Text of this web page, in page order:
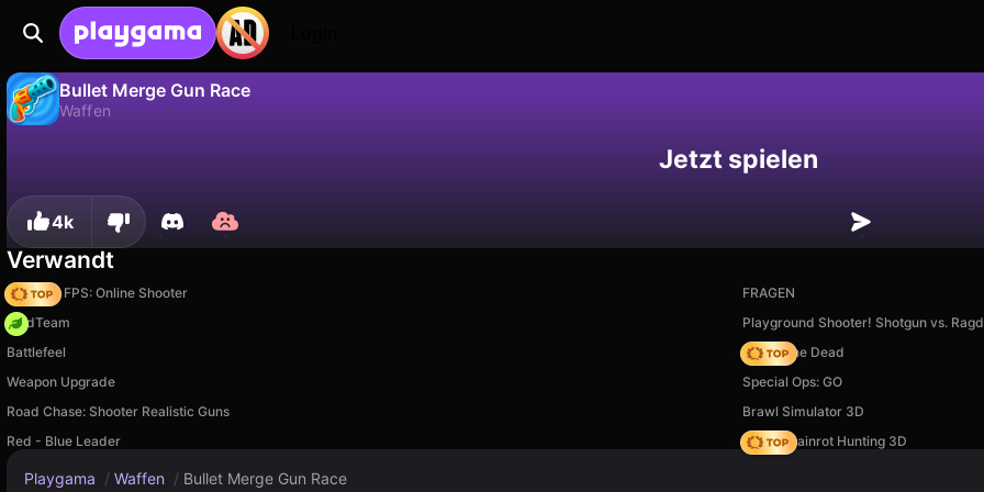
Bullet Merge Gun Race
Waffen
Jetzt spielen
4k
Verwandt
Hazmob FPS: Online Shooter
FRAGEN
MadTeam
Playground Shooter! Shotgun vs.
Battlefeel
Rise of the Dead
Weapon Upgrade
Special Ops: GO
Road Chase: Shooter Realistic Guns
Brawl Simulator 3D
Red - Blue Leader
Italian Brainrot Hunting 3D
Playgama / Waffen / Bullet Merge Gun Race